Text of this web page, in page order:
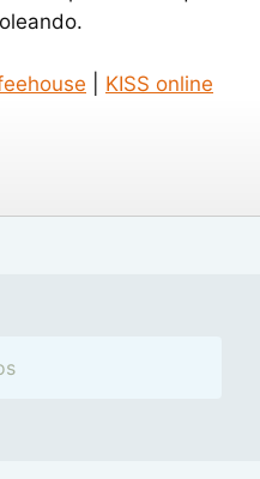
KISS online